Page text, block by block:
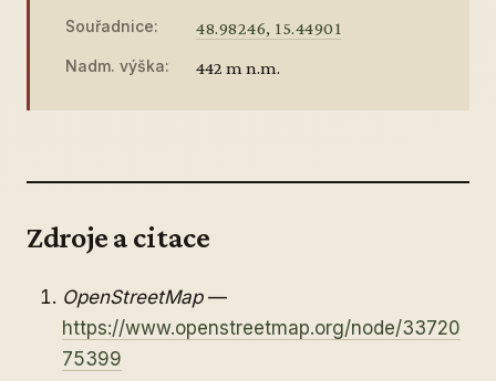
Souřadnice: 48.98246, 15.44901
Nadm. výška: 442 m n.m.
Zdroje a citace
OpenStreetMap—
https://www.openstreetmap.org/node/33720
75399